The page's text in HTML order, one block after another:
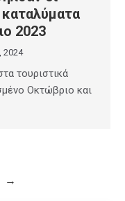
καταλύματα
2023
2024
τουριστικά
Οκτώβριο και
→